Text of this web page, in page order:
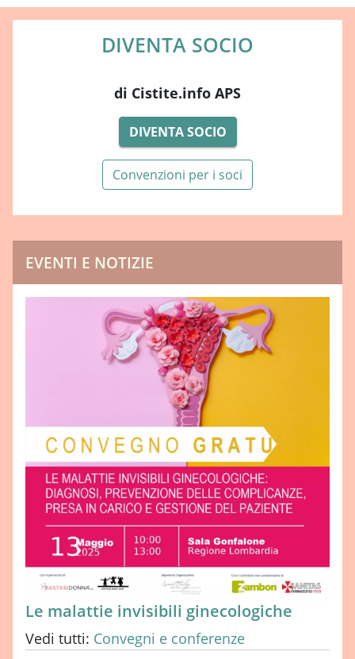
“Infezioni delle vie urinarie” A. Bartoloni, Clinica di
nefrologico o strumento diagnostico?” M. Marangella, M.
Nefrologia Dialisi e Centro Calcolosi Renale, Ospedale
Mauriziano Umberto I di Torino
“Trattato di medicina interna” G. Crepaldi, A. Baritussio ,
Volume 3, Piccin, 2003, pagg 3605-3606
against urinary tract infection” M.D. Säemann, T.
Weichhart, W. H. Hörl, G. J. Zlabinger, Medical University of
Vienna, Vienna, Austria.1, Eur J Clin Invest. 2005
“Andrologia clinica” W. B. Schill, F. H. Comhaire, T. B.
Hargreave, Springer 2010, pag 402
“Valutazione del ruolo della batteriuria asintomatica nella
prevenzione delle recidive sintomatiche nelle giovani
donne affette da UTI ricorrenti...” F. Meacci, T. Cai, N.
Mondaini, L. G. Luciani, D. Tiscione, G. Malossini, S.
Mazzoli, R. Bartoletti, 84°congresso nazionale SIU, Roma
23-26 ottobre 2011
Manuale Merck per medici (http://www.msd-
italia.it/altre/geriatria/sez_12/sez12_100.html)
DIVENTA SOCIO
di Cistite.info APS
DIVENTA SOCIO
Convenzioni per i soci
EVENTI E NOTIZIE
Le malattie invisibili ginecologiche
Vedi tutti: Convegni e conferenze